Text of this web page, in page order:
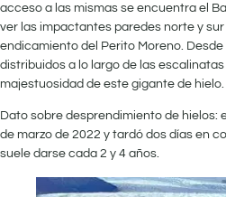
acceso a las mismas se encuentra el
ver las impactantes paredes norte y
endicamiento del Perito Moreno.
distribuidos a lo largo de las
majestuosidad de este gigante de hielo.
Dato sobre desprendimiento de hielos:
de marzo de 2022 y tardó dos días en
suele darse cada 2 y 4 años.